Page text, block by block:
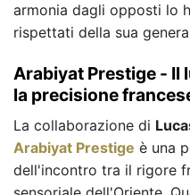
armonia dagli opposti lo
rispettati della sua
Arabiyat Prestige - Il
la precisione
La collaborazione di
Arabiyat Prestige è una
dell'incontro tra il rigore